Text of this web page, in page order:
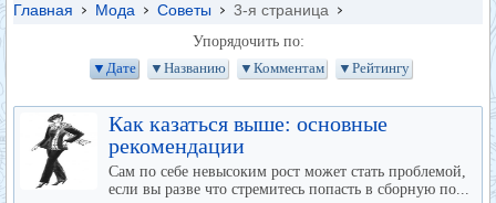
Главная Мода Советы 3-я страница
Упорядочить по:
▼Дате
▼Названию ▼Комментам ▼Рейтингу
Как казаться выше: основные
рекомендации
Сам по себе невысоким рост может стать проблемой,
если вы разве что стремитесь попасть в сборную по...